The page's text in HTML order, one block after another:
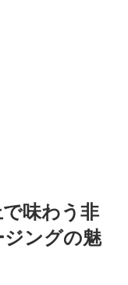
味わう非
ジングの魅